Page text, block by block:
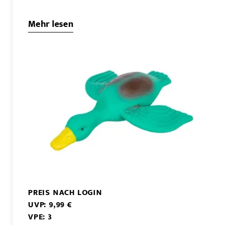
Mehr lesen
PREIS NACH LOGIN
UVP: 9,99 €
VPE: 3